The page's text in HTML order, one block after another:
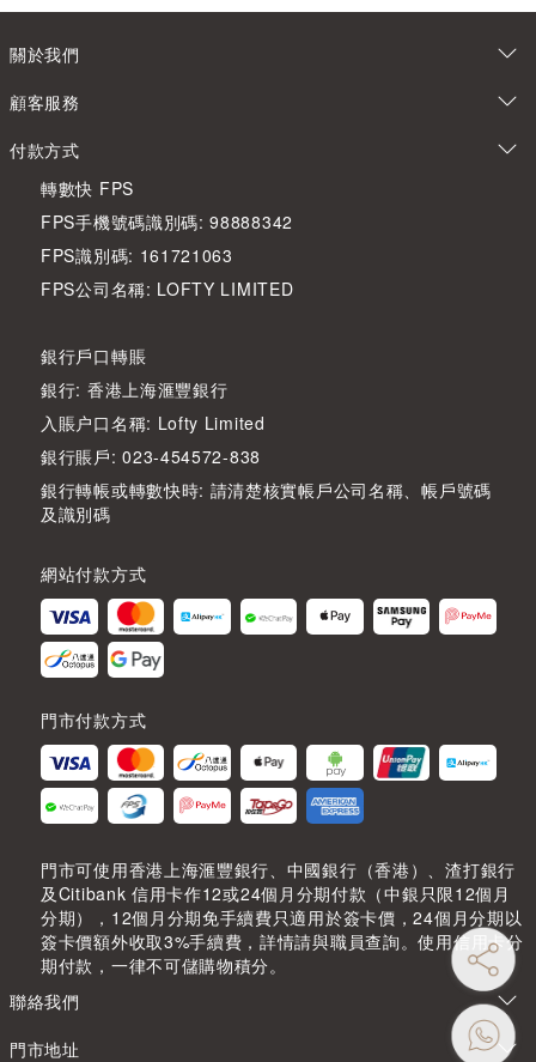
關於我們
顧客服務
付款方式
轉數快 FPS
FPS手機號碼識別碼: 98888342
FPS識別碼: 161721063
FPS公司名稱: LOFTY LIMITED
銀行戶口轉賬
銀行: 香港上海滙豐銀行
入賬户口名稱: Lofty Limited
銀行賬戶: 023-454572-838
銀行轉帳或轉數快時: 請清楚核實帳戶公司名稱、帳戶號碼
及識別碼
網站付款方式
門市付款方式
門市可使用香港上海滙豐銀行、中國銀行（香港）、渣打銀行
及Citibank 信用卡作12或24個月分期付款（中銀只限12個月
分期），12個月分期免手續費只適用於簽卡價，24個月分期以
簽卡價額外收取3%手續費，詳情請與職員查詢。使用信用卡分
期付款，一律不可儲購物積分。
聯絡我們
門市地址